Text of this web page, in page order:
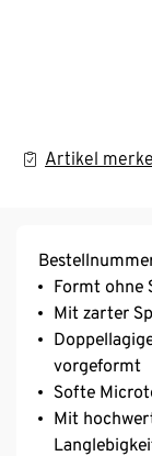
Artikel
Formt ohne
Mit zarter
vorgeformt
Softe
Mit